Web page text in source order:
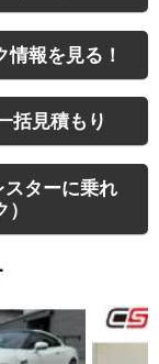
情報を見る！
括見積もり
スターに乗れ